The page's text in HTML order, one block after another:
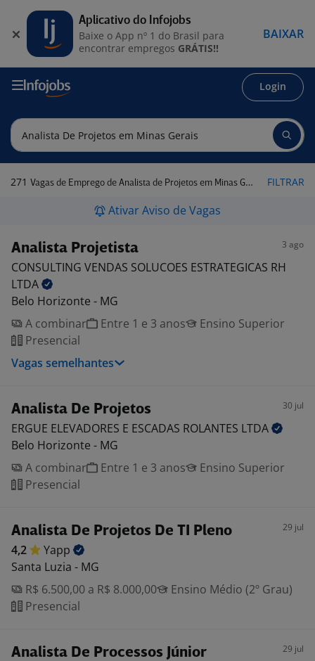
Login
271 Vagas de Emprego de Analista de Projetos em Minas Gerais FILTRAR
Ativar Aviso de Vagas
Analista Projetista 3 ago
CONSULTING VENDAS SOLUCOES ESTRATEGICAS RH
LTDA
Belo Horizonte - MG
A combinar
Entre 1 e 3 anos
Ensino Superior
Presencial
Vagas semelhantes
Analista De Projetos 30 jul
ERGUE ELEVADORES E ESCADAS ROLANTES LTDA
Belo Horizonte - MG
A combinar
Entre 1 e 3 anos
Ensino Superior
Presencial
Analista De Projetos De TI Pleno 29 jul
4,2
Yapp
Santa Luzia - MG
R$ 6.500,00 a R$ 8.000,00
Ensino Médio (2º Grau)
Presencial
Analista De Processos Júnior 29 jul
Aplicativo do Infojobs
Baixe o App nº 1 do Brasil para
encontrar empregos GRÁTIS!!
BAIXAR